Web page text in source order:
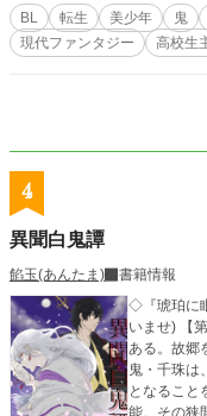
と、清く正
な、穏やか
跡ー』全87
syにも掲
BL 転生 美少年 鬼
現代ファンタジー
高校生
4
異聞白鬼譚
餡玉(あんたま)
書籍情報
◇『琥珀に
いませ) 【第一幕】 時は戦国、世は天下を分かつ戦の只中で
ある。故郷
鬼・千珠は
となること
能。その狭間